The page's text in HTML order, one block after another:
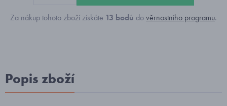
Za nákup tohoto zboží získáte 13 bodů dověrnostního programu.
Popis zboží